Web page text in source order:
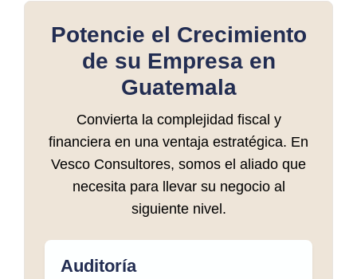
Potencie el Crecimiento
de su Empresa en
Guatemala
Convierta la complejidad fiscal y
financiera en una ventaja estratégica. En
Vesco Consultores, somos el aliado que
necesita para llevar su negocio al
siguiente nivel.
Auditoría